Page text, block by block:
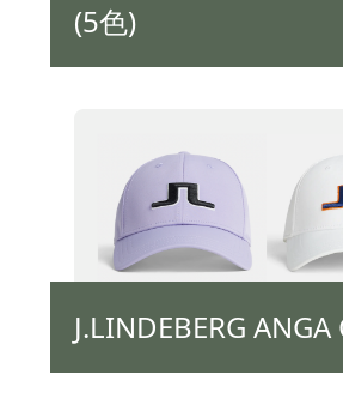
(5色)
J.LINDEBERG ANGA